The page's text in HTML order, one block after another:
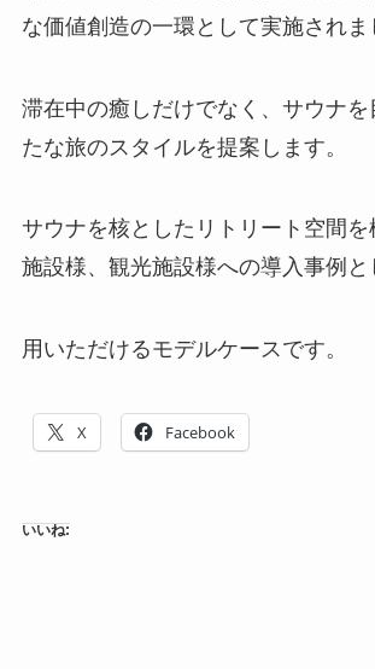
な価値創造の一環として実施されま
滞在中の癒しだけでなく、サウナ
たな旅のスタイルを提案します。
サウナを核としたリトリート空間を
施設様、観光施設様への導入事例
用いただけるモデルケースです。
X Facebook
いいね: